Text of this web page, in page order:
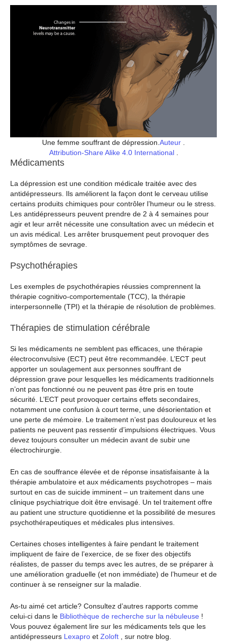
Une femme souffrant de dépression. Auteur
Attribution-Share Alike 4.0 International.
Médicaments
La dépression est une condition médicale traitée avec des
antidépresseurs. Ils améliorent la façon dont le cerveau utilise
certains produits chimiques pour contrôler l’humeur ou le stress.
Les antidépresseurs peuvent prendre de 2 à 4 semaines pour
agir et leur arrêt nécessite une consultation avec un médecin et
un avis médical. Les arrêter brusquement peut provoquer des
symptômes de sevrage.
Psychothérapies
Les exemples de psychothérapies réussies comprennent la
thérapie cognitivo-comportementale (TCC), la thérapie
interpersonnelle (TPI) et la thérapie de résolution de problèmes.
Thérapies de stimulation cérébrale
Si les médicaments ne semblent pas efficaces, une thérapie
électroconvulsive (ECT) peut être recommandée. L’ECT peut
apporter un soulagement aux personnes souffrant de
dépression grave pour lesquelles les médicaments traditionnels
n’ont pas fonctionné ou ne peuvent pas être pris en toute
sécurité. L’ECT peut provoquer certains effets secondaires,
notamment une confusion à court terme, une désorientation et
une perte de mémoire. Le traitement n’est pas douloureux et les
patients ne peuvent pas ressentir d’impulsions électriques. Vous
devez toujours consulter un médecin avant de subir une
électrochirurgie.
En cas de souffrance élevée et de réponse insatisfaisante à la
thérapie ambulatoire et aux médicaments psychotropes – mais
surtout en cas de suicide imminent – un traitement dans une
clinique psychiatrique doit être envisagé. Un tel traitement offre
au patient une structure quotidienne et la possibilité de mesures
psychothérapeutiques et médicales plus intensives.
Certaines choses intelligentes à faire pendant le traitement
impliquent de faire de l’exercice, de se fixer des objectifs
réalistes, de passer du temps avec les autres, de se préparer à
une amélioration graduelle (et non immédiate) de l’humeur et de
continuer à se renseigner sur la maladie.
As-tu aimé cet article? Consultez d’autres rapports comme
celui-ci dans le Bibliothèque de recherche sur la nébuleuse !
Vous pouvez également lire sur les médicaments tels que les
antidépresseurs Lexapro et Zoloft , sur notre blog.